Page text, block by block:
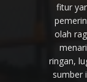
fitur
olah
ringan,
sumber